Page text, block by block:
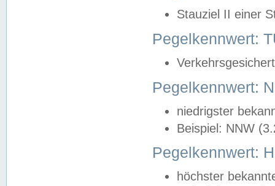
Stauziel II einer
Pegelkennwert:
Pegelkennwert:
niedrigster
Beispiel: NNW
Pegelkennwert:
höchster